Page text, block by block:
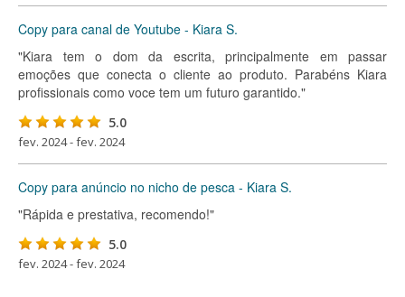
Copy para canal de Youtube - Kiara S.
"Kiara tem o dom da escrita, principalmente em passar
emoções que conecta o cliente ao produto. Parabéns Kiara
profissionais como voce tem um futuro garantido."
5.0
fev. 2024 - fev. 2024
Copy para anúncio no nicho de pesca - Kiara S.
"Rápida e prestativa, recomendo!"
5.0
fev. 2024 - fev. 2024